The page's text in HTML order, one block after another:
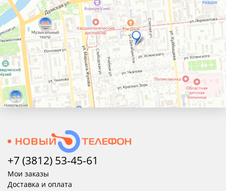
+7 (3812) 53-45-61
Мои заказы
Доставка и оплата